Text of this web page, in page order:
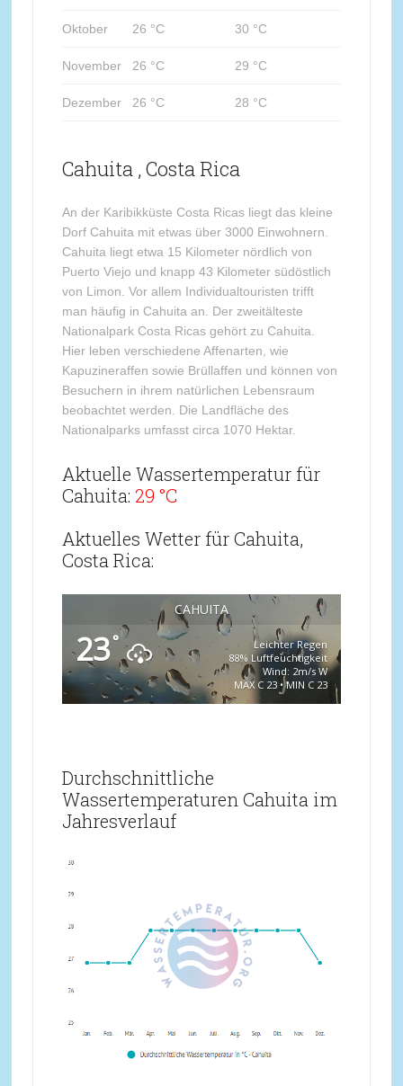
Oktober 26 °C 30 °C
November 26 °C 29 °C
Dezember 26 °C 28 °C
Cahuita , Costa Rica
An der Karibikküste Costa Ricas liegt das kleine
Dorf Cahuita mit etwas über 3000 Einwohnern.
Cahuita liegt etwa 15 Kilometer nördlich von
Puerto Viejo und knapp 43 Kilometer südöstlich
von Limon. Vor allem Individualtouristen trifft
man häufig in Cahuita an. Der zweitälteste
Nationalpark Costa Ricas gehört zu Cahuita.
Hier leben verschiedene Affenarten, wie
Kapuzineraffen sowie Brüllaffen und können von
Besuchern in ihrem natürlichen Lebensraum
beobachtet werden. Die Landfläche des
Nationalparks umfasst circa 1070 Hektar.
Aktuelle Wassertemperatur für
Cahuita: 29 °C
Aktuelles Wetter für Cahuita,
Costa Rica:
CAHUITA
23°
Leichter Regen
88% Luftfeuchtigkeit
Wind: 2m/s W
MAX C 23 • MIN C 23
Durchschnittliche
Wassertemperaturen Cahuita im
Jahresverlauf